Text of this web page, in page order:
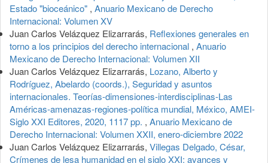
Estado "bioceánico" , Anuario Mexicano de Derecho
Internacional: Volumen XV
Juan Carlos Velázquez Elizarrarás, Reflexiones generales en
torno a los principios del derecho internacional , Anuario
Mexicano de Derecho Internacional: Volumen XII
Juan Carlos Velázquez Elizarrarás, Lozano, Alberto y
Rodríguez, Abelardo (coords.), Seguridad y asuntos
internacionales. Teorías-dimensiones-interdisciplinas-Las
Américas-amenazas-regiones-política mundial, México, AMEI-
Siglo XXI Editores, 2020, 1117 pp. , Anuario Mexicano de
Derecho Internacional: Volumen XXII, enero-diciembre 2022
Juan Carlos Velázquez Elizarrarás, Villegas Delgado, César,
Crímenes de lesa humanidad en el siglo XXI: avances y